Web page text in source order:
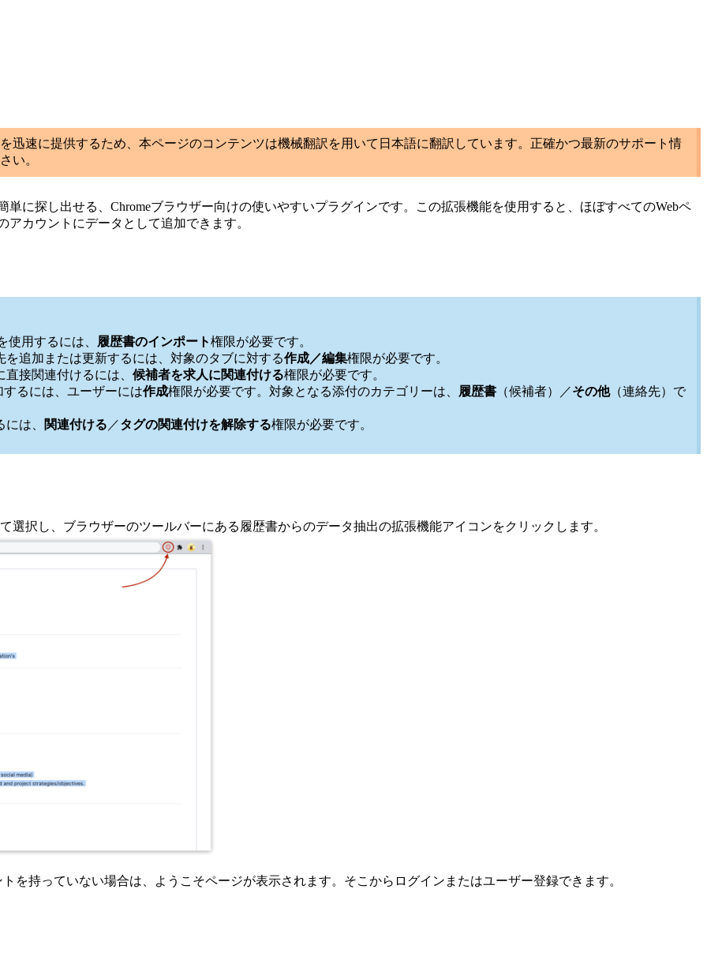
迅速に提供するため、本ページのコンテンツは機械翻訳を用いて日本語に翻訳しています。正確かつ最新のサポート情
い。
に探し出せる、Chromeブラウザー向けの使いやすいプラグインです。この拡張機能を使用すると、ほぼすべてのWebペ
アカウントにデータとして追加できます。
使用するには、 履歴書のインポート権限が必要です。
追加または更新するには、対象のタブに対する作成／編集権限が必要です。
接関連付けるには、 候補者を求人に関連付ける権限が必要です。
るには、ユーザーには作成権限が必要です。対象となる添付のカテゴリーは、 履歴書 （候補者）／その他（連絡先）で
は、 関連付ける ／タグの関連付けを解除する権限が必要です。
選択し、ブラウザーのツールバーにある履歴書からのデータ抽出の拡張機能アイコンをクリックします。
を持っていない場合は、ようこそページが表示されます。そこからログインまたはユーザー登録できます。